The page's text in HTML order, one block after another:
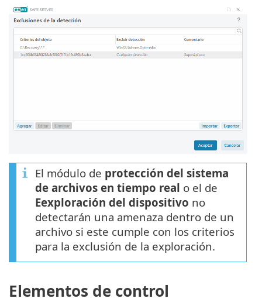
El módulo de protección del sistema
de archivos en tiempo real o el de
Eexploración del dispositivo no
detectarán una amenaza dentro de un
archivo si este cumple con los criterios
para la exclusión de la exploración.
Elementos de control